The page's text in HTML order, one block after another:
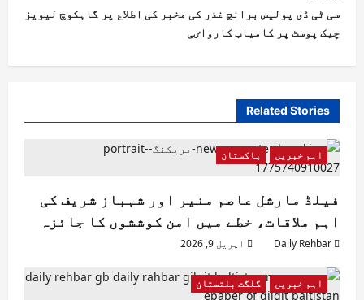
سی ٹی ڈی پولیس برانچ غذر کی مخبر کی اطلاع پر گاہکوچ لیویز
چیک پوسٹ پر کامیاب کارواٸی
Related Stories
اہم خبریں پاکستان
فیلڈ مارشل عاصم منیر اور شہباز شریف کی
اہم ملاقات، خطے میں امن کوششوں کا جائزہ
Daily Rehbar اپریل 9, 2026
اہم خبریں گلگت بلتستان